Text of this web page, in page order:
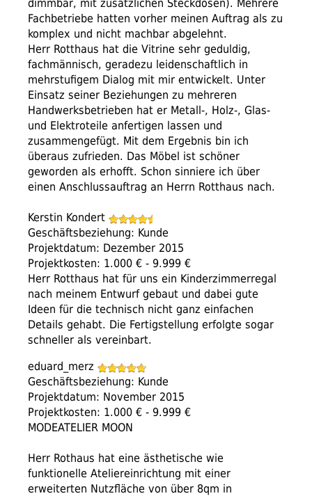
dimmbar, mit zusätzlichen Steckdosen). Mehrere
Fachbetriebe hatten vorher meinen Auftrag als zu
komplex und nicht machbar abgelehnt.
Herr Rotthaus hat die Vitrine sehr geduldig,
fachmännisch, geradezu leidenschaftlich in
mehrstufigem Dialog mit mir entwickelt. Unter
Einsatz seiner Beziehungen zu mehreren
Handwerksbetrieben hat er Metall-, Holz-, Glas-
und Elektroteile anfertigen lassen und
zusammengefügt. Mit dem Ergebnis bin ich
überaus zufrieden. Das Möbel ist schöner
geworden als erhofft. Schon sinniere ich über
einen Anschlussauftrag an Herrn Rotthaus nach.
Kerstin Kondert
Geschäftsbeziehung: Kunde
Projektdatum: Dezember 2015
Projektkosten: 1.000 € - 9.999 €
Herr Rotthaus hat für uns ein Kinderzimmerregal
nach meinem Entwurf gebaut und dabei gute
Ideen für die technisch nicht ganz einfachen
Details gehabt. Die Fertigstellung erfolgte sogar
schneller als vereinbart.
eduard_merz
Geschäftsbeziehung: Kunde
Projektdatum: November 2015
Projektkosten: 1.000 € - 9.999 €
MODEATELIER MOON
Herr Rothaus hat eine ästhetische wie
funktionelle Ateliereinrichtung mit einer
erweiterten Nutzfläche von über 8qm in